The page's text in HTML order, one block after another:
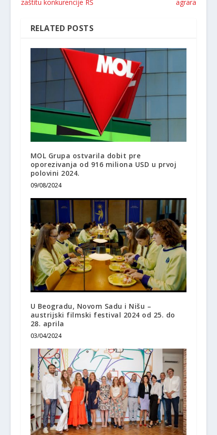
zaštitu konkurencije RS agrara
RELATED POSTS
MOL Grupa ostvarila dobit pre
oporezivanja od 916 miliona USD u prvoj
polovini 2024.
09/08/2024
U Beogradu, Novom Sadu i Nišu –
austrijski filmski festival 2024 od 25. do
28. aprila
03/04/2024